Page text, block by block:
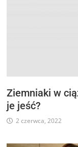
Ziemniaki w
je jeść?
2 czerwca, 2022